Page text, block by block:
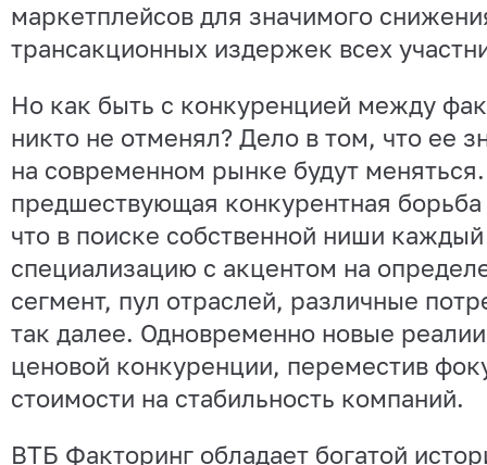
маркетплейсов для значимого
трансакционных издержек всех
Но как быть с конкуренцией между
никто не отменял? Дело в том, что ее
на современном рынке будут
предшествующая конкурентная
что в поиске собственной ниши
специализацию с акцентом на
сегмент, пул отраслей, различные
так далее. Одновременно новые
ценовой конкуренции, переместив
стоимости на стабильность компаний.
ВТБ Факторинг обладает богатой